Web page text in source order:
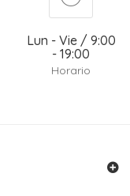
Lun - Vie / 9:00
- 19:00
Horario